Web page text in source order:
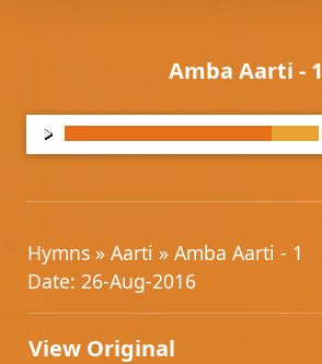
Amba Aarti - 1
Hymns » Aarti » Amba Aarti - 1
Date: 26-Aug-2016
View Original